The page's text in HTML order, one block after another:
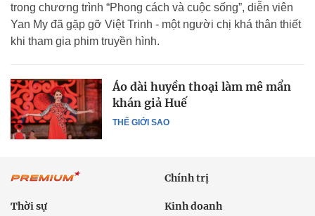
trong chương trình “Phong cách và cuộc sống”, diễn viên
Yan My đã gặp gỡ Việt Trinh - một người chị khá thân thiết
khi tham gia phim truyền hình.
THẾ GIỚI SAO
Áo dài huyền thoại làm mê mẩn
khán giả Huế
Chính trị
Thời sự Kinh doanh